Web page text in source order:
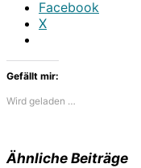
Facebook
X
Gefällt mir:
Wird geladen …
Ähnliche Beiträge